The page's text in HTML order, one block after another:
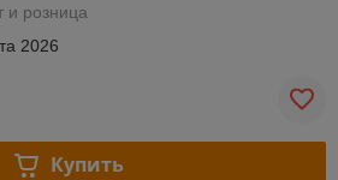
и розница
2026
Купить